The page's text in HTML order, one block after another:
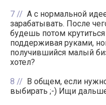
7
А с нормальной
зарабатывать. После
будешь потом
поддерживая руками,
получившийся малый
хотел?
8
В общем, если
выбирать ;-) Ищи